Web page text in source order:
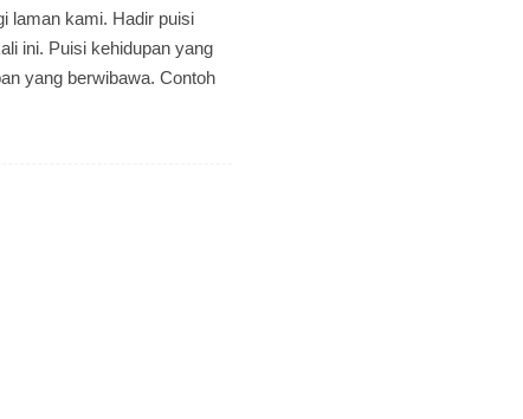
laman kami. Hadir puisi
ini. Puisi kehidupan yang
yang berwibawa. Contoh